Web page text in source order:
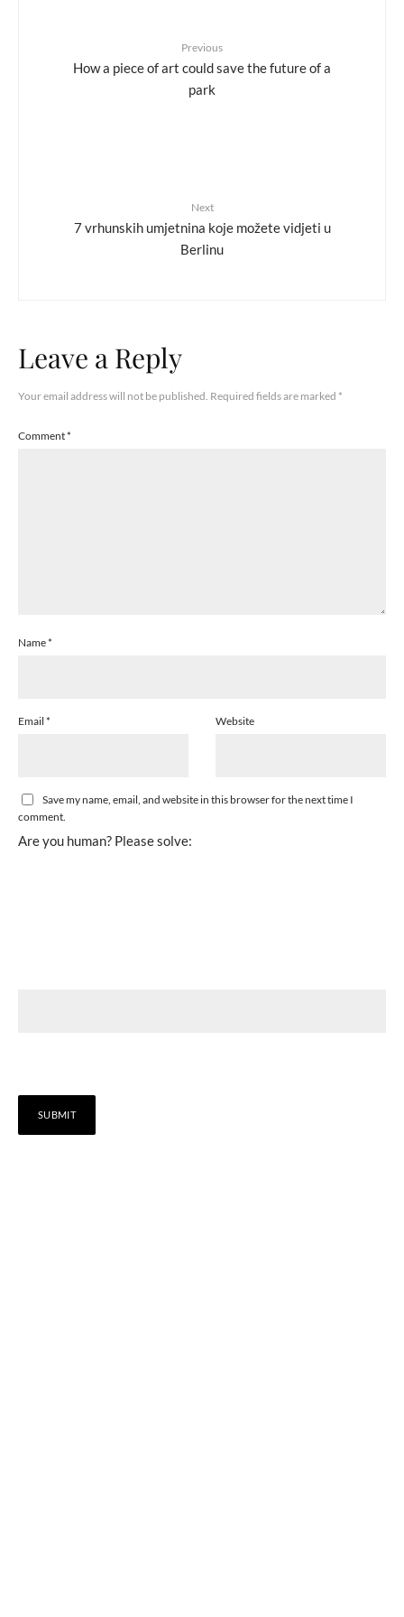
Previous
How a piece of art could save the future of a
park
Next
7 vrhunskih umjetnina koje možete vidjeti u
Berlinu
Leave a Reply
Your email address will not be published. Required fields are marked *
Comment*
Name*
Email * Website
Save my name, email, and website in this browser for the next time I
comment.
Are you human? Please solve: